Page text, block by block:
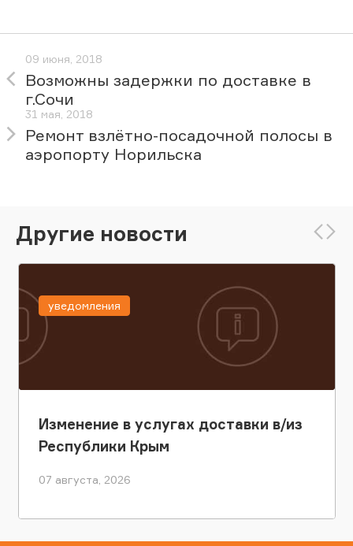
09 июня, 2018
Возможны задержки по доставке в
г.Сочи
31 мая, 2018
Ремонт взлётно-посадочной полосы в
аэропорту Норильска
Другие новости
Изменение в услугах доставки в/из
Республики Крым
07 августа, 2026
уведомления